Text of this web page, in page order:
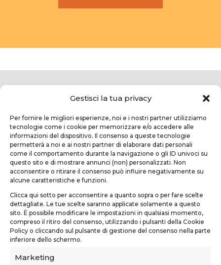
Gestisci la tua privacy
Per fornire le migliori esperienze, noi e i nostri partner utilizziamo
tecnologie come i cookie per memorizzare e/o accedere alle
informazioni del dispositivo. Il consenso a queste tecnologie
permetterà a noi e ai nostri partner di elaborare dati personali
come il comportamento durante la navigazione o gli ID univoci su
questo sito e di mostrare annunci (non) personalizzati. Non
acconsentire o ritirare il consenso può influire negativamente su
alcune caratteristiche e funzioni.
Clicca qui sotto per acconsentire a quanto sopra o per fare scelte
dettagliate. Le tue scelte saranno applicate solamente a questo
sito. È possibile modificare le impostazioni in qualsiasi momento,
compreso il ritiro del consenso, utilizzando i pulsanti della Cookie
Policy o cliccando sul pulsante di gestione del consenso nella parte
inferiore dello schermo.
Marketing
TEKNOFORM SRL
Castelfranco di Sotto (PI)
teknoform@teknoform.it